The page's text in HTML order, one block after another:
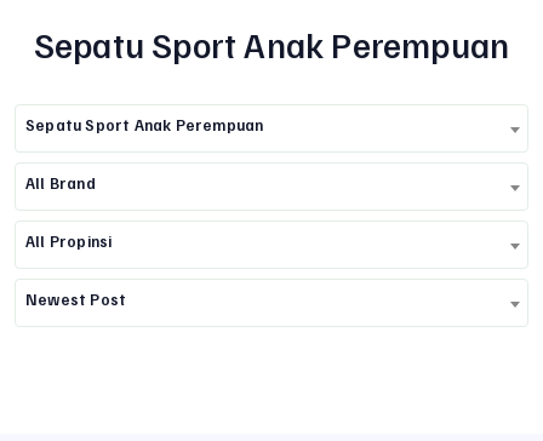
Sepatu Sport Anak Perempuan
Sepatu Sport Anak Perempuan
All Brand
All Propinsi
Newest Post